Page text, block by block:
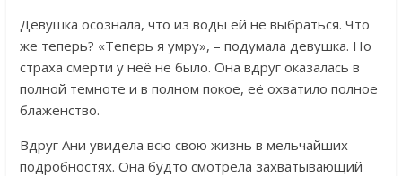
Девушка осознала, что из воды ей не выбраться. Что
же теперь? «Теперь я умру», – подумала девушка. Но
страха смерти у неё не было. Она вдруг оказалась в
полной темноте и в полном покое, её охватило полное
блаженство.
Вдруг Ани увидела всю свою жизнь в мельчайших
подробностях. Она будто смотрела захватывающий